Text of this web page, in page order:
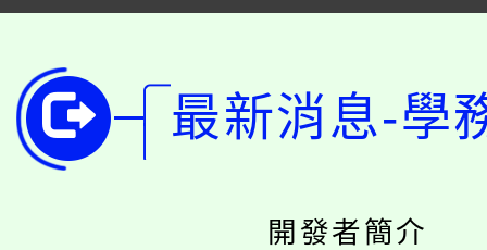
桃園市115學年度學生
生本土語及新住民語歌
公告本校115學年度第
代理(課)教師甄選結果(
公告本校115學年度第
轉知苗栗縣政府辦理
最新消息-學
開發者簡介